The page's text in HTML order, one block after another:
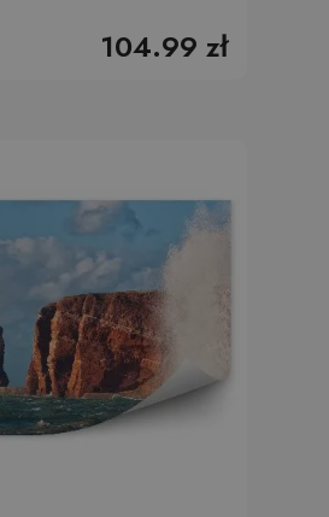
104.99 zł